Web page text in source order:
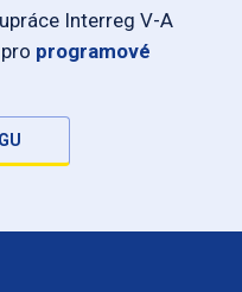
Interreg V-A
programové